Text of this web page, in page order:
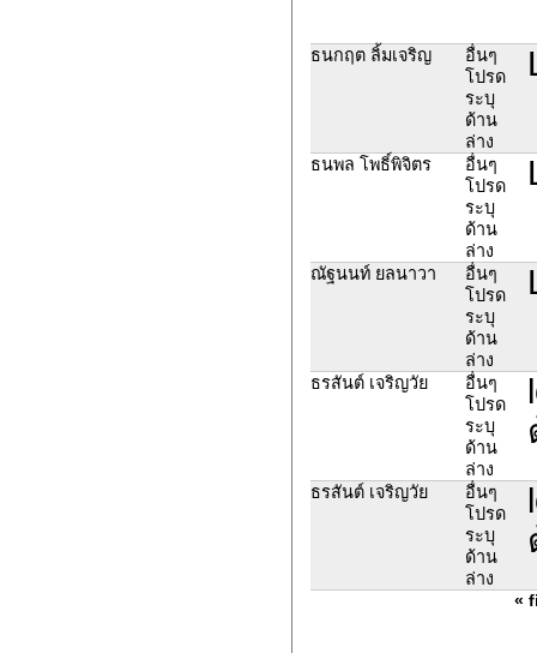
ธนกฤต ลิ้มเจริญ
อื่นๆ
โปรด
ระบุ
ด้าน
ล่าง
ธนพล โพธิ์พิจิตร
อื่นๆ
โปรด
ระบุ
ด้าน
ล่าง
ณัฐนนท์ ยลนาวา
อื่นๆ
โปรด
ระบุ
ด้าน
ล่าง
ธรสันต์ เจริญวัย
อื่นๆ
โปรด
ระบุ
ด้าน
ล่าง
ธรสันต์ เจริญวัย
อื่นๆ
โปรด
ระบุ
ด้าน
ล่าง
«